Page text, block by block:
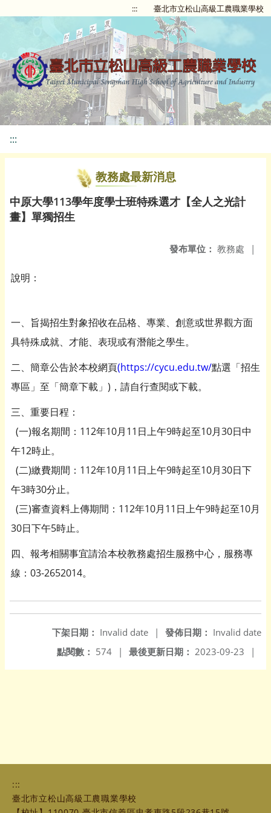
::: 臺北市立松山高級工農職業學校
:::
教務處最新消息
中原大學113學年度學士班特殊選才【全人之光計
畫】單獨招生
發布單位： 教務處 |
說明：
一、旨揭招生對象招收在品格、專業、創意或世界觀方面
具特殊成就、才能、表現或有潛能之學生。
二、簡章公告於本校網頁(https://cycu.edu.tw/點選「招生
專區」至「簡章下載」)，請自行查閱或下載。
三、重要日程：
(一)報名期間：112年10月11日上午9時起至10月30日中
午12時止。
(二)繳費期間：112年10月11日上午9時起至10月30日下
午3時30分止。
(三)審查資料上傳期間：112年10月11日上午9時起至10月
30日下午5時止。
四、報考相關事宜請洽本校教務處招生服務中心，服務專
線：03-2652014。
發佈日期： Invalid date
下架日期： Invalid date
|
最後更新日期： 2023-09-23 |
點閱數： 574 |
:::
臺北市立松山高級工農職業學校